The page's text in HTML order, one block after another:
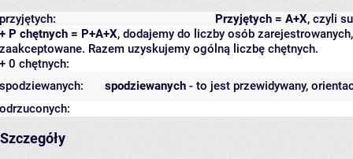
Przyjętych = A+X, czyli
przyjętych:
+ P chętnych = P+A+X, dodajemy do liczby osób
zaakceptowane. Razem uzyskujemy ogólną liczbę chętnych.
+ 0 chętnych:
spodziewanych - to jest przewidywany,
spodziewanych:
odrzuconych:
Szczegóły